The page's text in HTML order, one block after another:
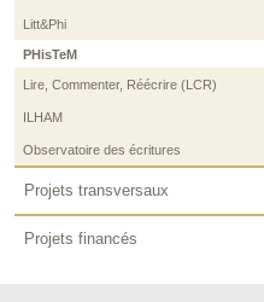
Litt&Phi
PHisTeM
Lire, Commenter, Réécrire (LCR)
ILHAM
Observatoire des écritures
Projets transversaux
Projets financés